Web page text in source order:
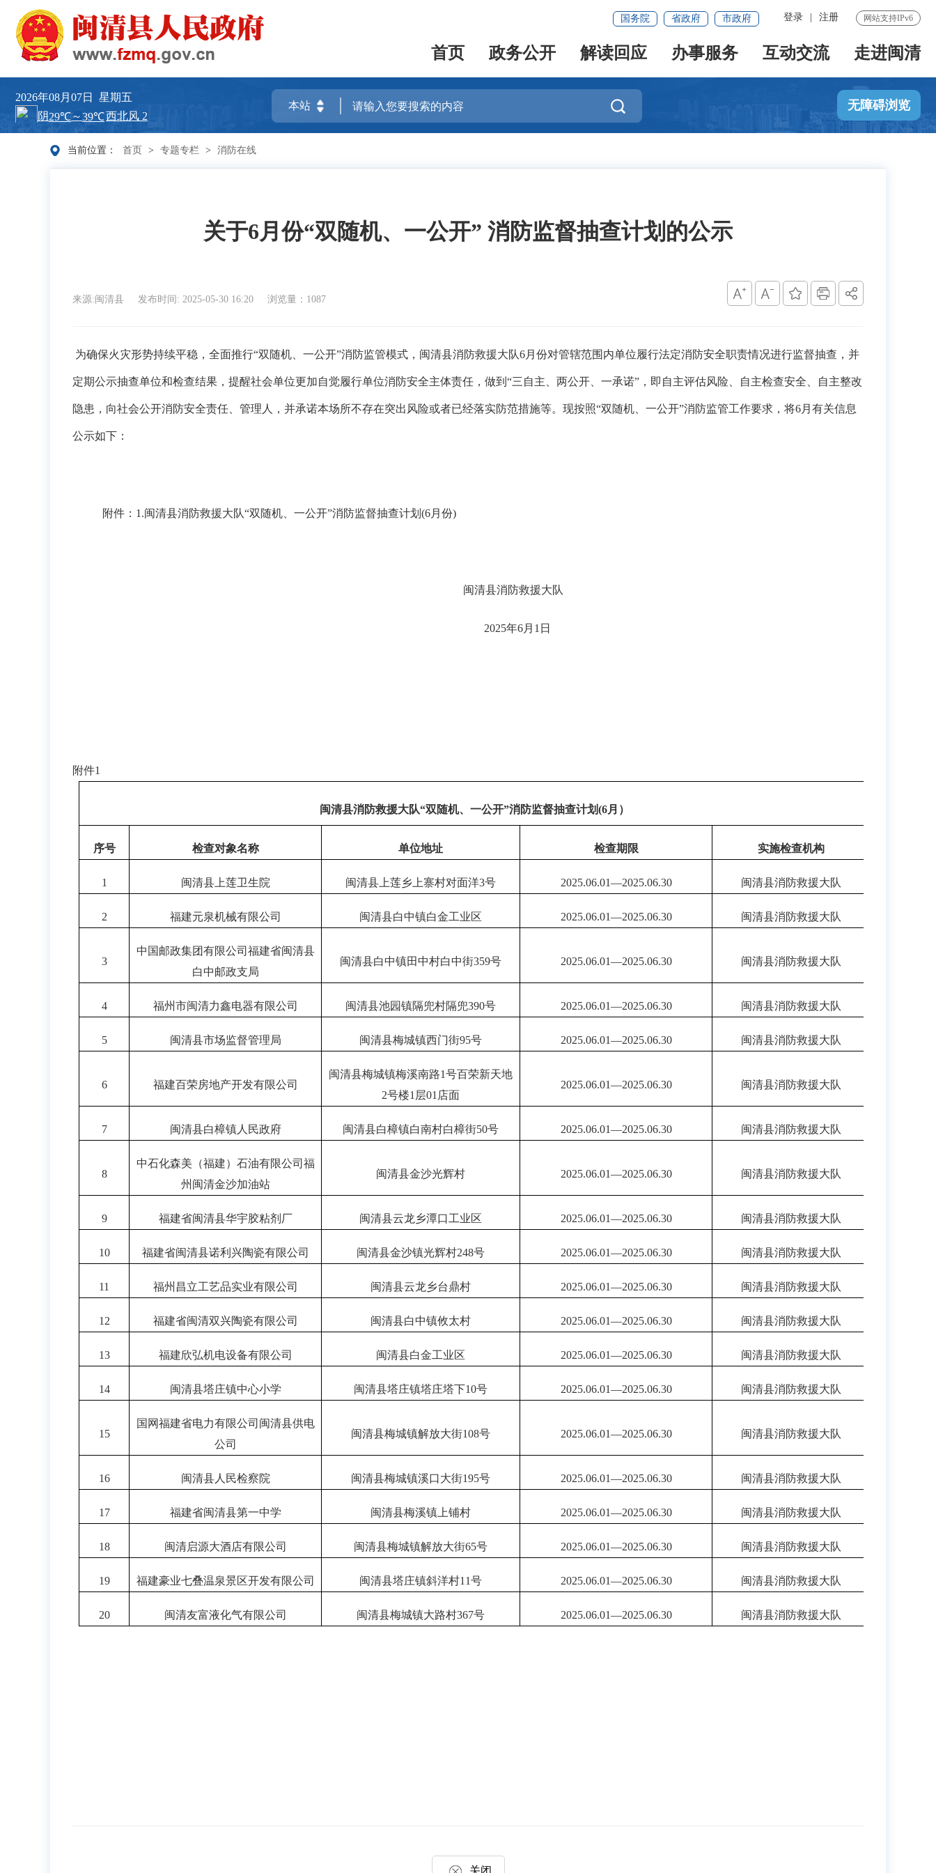
网站支持IPv6
登录 注册
国务院 省政府 市政府
首页 政务公开 解读回应 办事服务 互动交流 走进闽清
2026年08月07日 星期五
 无障碍浏览
当前位置： 首页 > 专题专栏 > 消防在线
关于6月份“双随机、一公开” 消防监督抽查计划的公示
来源:闽清县 发布时间: 2025-05-30 16:20 浏览量：1087
为确保火灾形势持续平稳，全面推行“双随机、一公开”消防监管模式，闽清县消防救援大队6月份对管辖范围内单位履行法定消防安全职责情况进行监督抽查， 并
定期公示抽查单位和检查结果，提醒社会单位更加自觉履行单位消防安全主体责任，做到 “三自主、两公开、一承诺”，即自主评估风险、自主检查安全、自主整改
隐患，向社会公开消防安全责任、管理人，并承诺本场所不存在突出风险或者已经落实防范措施等。 现按照“双随机、一公开”消防监管工作要求，将6月有关信息
公示如下：
附件： 1.闽清县消防救援大队“双随机、一公开”消防监督抽查计划 (6月份)
闽清县消防救援大队
2025年6月 1 日
附件1
闽清县消防救援大队“双随机、一公开”消防监督抽查计划(6月）
序号 检查对象名称 单位地址 检查期限 实施检查机构
1 闽清县上莲卫生院 闽清县上莲乡上寨村对面洋3号 2025.06.01—2025.06.30 闽清县消防救援大队
2 福建元泉机械有限公司 闽清县白中镇白金工业区 2025.06.01—2025.06.30 闽清县消防救援大队
3
中国邮政集团有限公司福建省闽清县
白中邮政支局
闽清县白中镇田中村白中街359号 2025.06.01—2025.06.30 闽清县消防救援大队
4 福州市闽清力鑫电器有限公司 闽清县池园镇隔兜村隔兜390号 2025.06.01—2025.06.30 闽清县消防救援大队
5 闽清县市场监督管理局 闽清县梅城镇西门街95号 2025.06.01—2025.06.30 闽清县消防救援大队
6 福建百荣房地产开发有限公司
闽清县梅城镇梅溪南路1号百荣新天地
2号楼1层01店面
2025.06.01—2025.06.30 闽清县消防救援大队
7 闽清县白樟镇人民政府 闽清县白樟镇白南村白樟街50号 2025.06.01—2025.06.30 闽清县消防救援大队
8
中石化森美（福建）石油有限公司福
州闽清金沙加油站
闽清县金沙光辉村 2025.06.01—2025.06.30 闽清县消防救援大队
9 福建省闽清县华宇胶粘剂厂 闽清县云龙乡潭口工业区 2025.06.01—2025.06.30 闽清县消防救援大队
10 福建省闽清县诺利兴陶瓷有限公司 闽清县金沙镇光辉村248号 2025.06.01—2025.06.30 闽清县消防救援大队
11 福州昌立工艺品实业有限公司 闽清县云龙乡台鼎村 2025.06.01—2025.06.30 闽清县消防救援大队
12 福建省闽清双兴陶瓷有限公司 闽清县白中镇攸太村 2025.06.01—2025.06.30 闽清县消防救援大队
13 福建欣弘机电设备有限公司 闽清县白金工业区 2025.06.01—2025.06.30 闽清县消防救援大队
14 闽清县塔庄镇中心小学 闽清县塔庄镇塔庄塔下10号 2025.06.01—2025.06.30 闽清县消防救援大队
15
国网福建省电力有限公司闽清县供电
公司
闽清县梅城镇解放大街108号 2025.06.01—2025.06.30 闽清县消防救援大队
16 闽清县人民检察院 闽清县梅城镇溪口大街195号 2025.06.01—2025.06.30 闽清县消防救援大队
17 福建省闽清县第一中学 闽清县梅溪镇上铺村 2025.06.01—2025.06.30 闽清县消防救援大队
18 闽清启源大酒店有限公司 闽清县梅城镇解放大街65号 2025.06.01—2025.06.30 闽清县消防救援大队
19 福建豪业七叠温泉景区开发有限公司 闽清县塔庄镇斜洋村11号 2025.06.01—2025.06.30 闽清县消防救援大队
20 闽清友富液化气有限公司 闽清县梅城镇大路村367号 2025.06.01—2025.06.30 闽清县消防救援大队
关闭